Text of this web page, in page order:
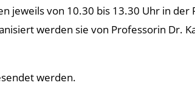
jeweils von 10.30 bis 13.30 Uhr in
werden sie von Professorin Dr.
werden.